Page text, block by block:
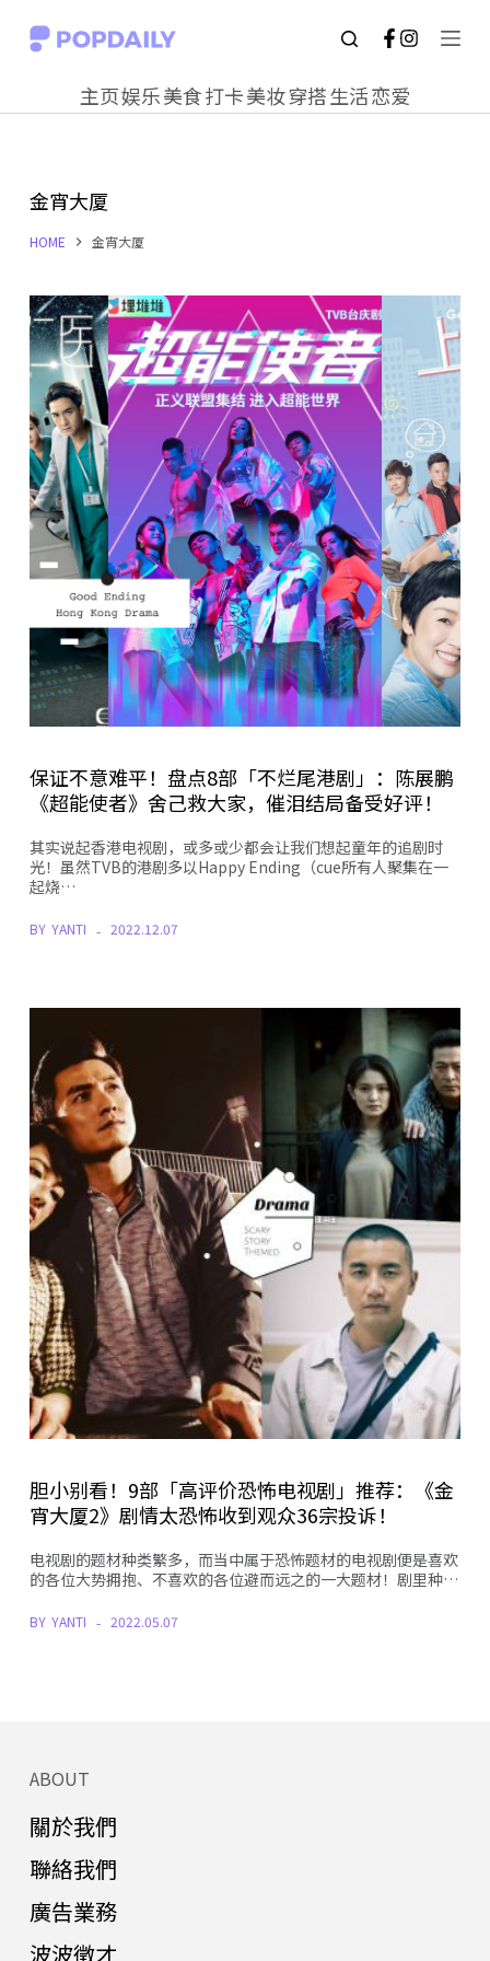
S
o
c
n
t
n
t
主页娱乐美食打卡美妆穿搭生活恋爱
金宵大厦
HOME 金宵大厦
保证不意难平！盘点8部「不烂尾港剧」：陈展鹏
《超能使者》舍己救大家，催泪结局备受好评！
其实说起香港电视剧，或多或少都会让我们想起童年的追剧时
光！虽然TVB的港剧多以Happy Ending（cue所有人聚集在一
起烧…
BY YANTI 2022.12.07
胆小别看！9部「高评价恐怖电视剧」推荐：《金
宵大厦2》剧情太恐怖收到观众36宗投诉！
电视剧的题材种类繁多，而当中属于恐怖题材的电视剧便是喜欢
的各位大势拥抱、不喜欢的各位避而远之的一大题材！剧里种…
BY YANTI 2022.05.07
ABOUT
關於我們
聯絡我們
廣告業務
波波徵才